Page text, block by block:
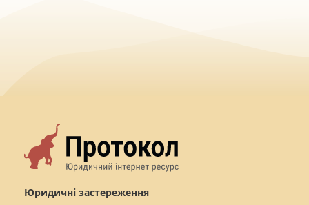
Юридичні застереження